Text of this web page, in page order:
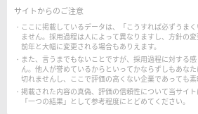
サイトからのご注意
ここに掲載しているデータは、「こうすれば必ずうま
ません。採用過程は人によって異なりますし、方針の
前年と大幅に変更される場合もありえます。
また、言うまでもないことですが、採用過程に対する
ん。他人が誉めているからといってかならずしもあな
切れませんし、ここで評価の高くない企業であっても素
掲載された内容の真偽、評価の信頼性について当サイ
「一つの結果」として参考程度にとどめてください。